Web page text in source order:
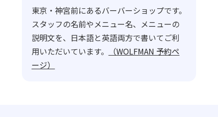
東京・神宮前にあるバーバーショップです。
スタッフの名前やメニュー名、メニューの
説明文を、日本語と英語両方で書いてご利
用いただいています。
（WOLFMAN 予約ペ
ージ）